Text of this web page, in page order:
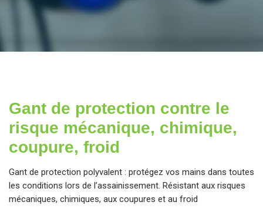
Gant de protection contre le
risque mécanique, chimique,
coupure, froid
Gant de protection polyvalent : protégez vos mains dans toutes
les conditions lors de l’assainissement. Résistant aux risques
mécaniques, chimiques, aux coupures et au froid